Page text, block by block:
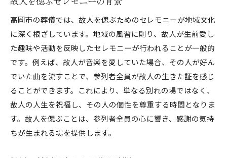
高岡市の葬儀では、故人を偲ぶためのセレモニーが地域文化
に深く根ざしています。地域の風習に則り、故人が生前愛し
た趣味や活動を反映したセレモニーが行われることが一般的
です。例えば、故人が音楽を愛していた場合、その人が好ん
でいた曲を流すことで、参列者全員が故人の生きた証を感じ
ることができます。これにより、単なる別れの場ではなく、
故人の人生を祝福し、その人の個性を尊重する時間となりま
す。故人を偲ぶことは、参列者全員の心に響き、感謝の気持
ちが生まれる場を提供します。